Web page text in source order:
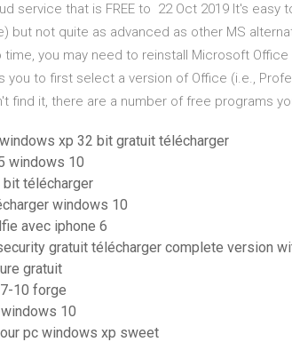
service that is FREE to 22 Oct 2019 It's easy
but not quite as advanced as other MS
time, you may need to reinstall Microsoft
you to first select a version of Office (i.e.,
find it, there are a number of free programs
xp 32 bit gratuit télécharger
windows 10
télécharger
windows 10
avec iphone 6
gratuit télécharger complete version
gratuit
10 forge
10
pc windows xp sweet